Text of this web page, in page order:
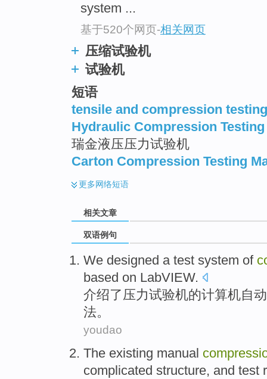
system ...
基于520个网页-相关网页
压缩试验机
试验机
短语
tensile and compression
Hydraulic Compression
瑞金液压压力试验机
Carton Compression Testing
更多网络短语
相关文章
双语例句
We designed a test system of
based on LabVIEW.
介绍了 压力试验机的计算机自动
法。
youdao
The existing manual
complicated structure, and test